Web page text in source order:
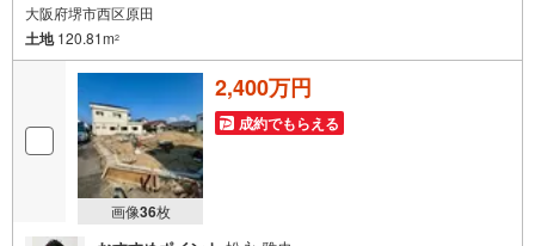
大阪府堺市西区原田
土地120.81m2
画像36枚
2,400万円
成約でもらえる